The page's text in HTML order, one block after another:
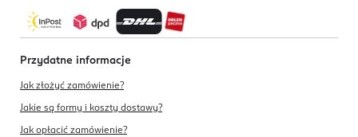
Przydatne informacje
Jak złożyć zamówienie?
Jakie są formy i koszty dostawy?
Jak opłacić zamówienie?